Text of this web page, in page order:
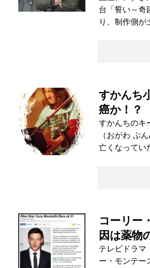
台「誓い～奇
り、制作側が
すかんち
癌か！？
すかんちのキ
（おがわ ぶ
亡くなってい
コーリー
因は薬物
テレビドラマ
ー・モンテー